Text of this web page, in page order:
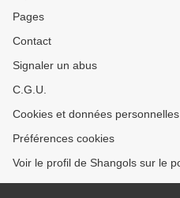
Pages
Contact
Signaler un abus
C.G.U.
Cookies et données personnelles
Préférences cookies
Voir le profil de Shangols sur le